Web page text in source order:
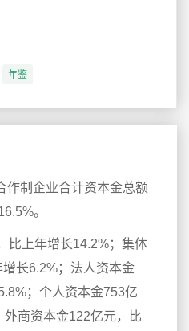
年鉴
作制企业合计资本金总额
。
比上年增长14.2%；集体
长6.2%；法人资本金
；个人资本金753亿
商资本金122亿元，比